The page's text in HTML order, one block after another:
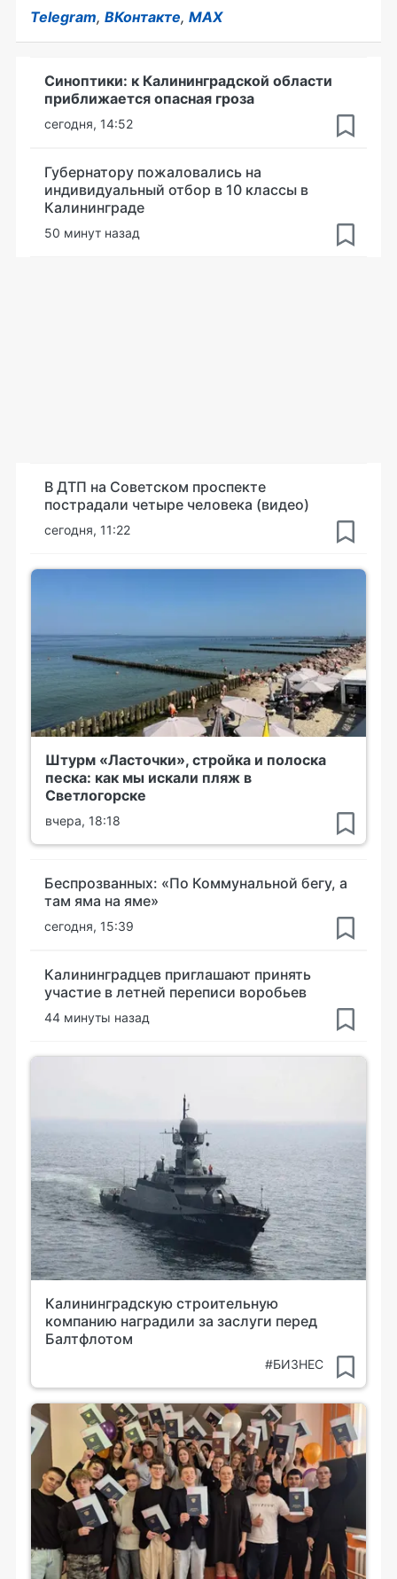
Telegram, ВКонтакте, MAX
Синоптики: к Калининградской области
приближается опасная гроза
сегодня, 14:52
Губернатору пожаловались на
индивидуальный отбор в 10 классы в
Калининграде
50 минут назад
В ДТП на Советском проспекте
пострадали четыре человека (видео)
сегодня, 11:22
Штурм «Ласточки», стройка и полоска
песка: как мы искали пляж в
Светлогорске
вчера, 18:18
Беспрозванных: «По Коммунальной бегу, а
там яма на яме»
сегодня, 15:39
Калининградцев приглашают принять
участие в летней переписи воробьев
44 минуты назад
Калининградскую строительную
компанию наградили за заслуги перед
Балтфлотом
#БИЗНЕС